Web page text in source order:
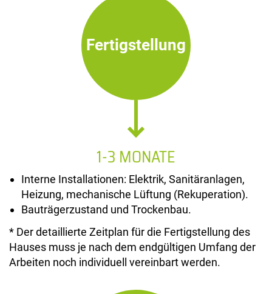
Fertigstellung
1-3 MONATE
Interne Installationen: Elektrik, Sanitäranlagen,
Heizung, mechanische Lüftung (Rekuperation).
Bauträgerzustand und Trockenbau.
* Der detaillierte Zeitplan für die Fertigstellung des
Hauses muss je nach dem endgültigen Umfang der
Arbeiten noch individuell vereinbart werden.